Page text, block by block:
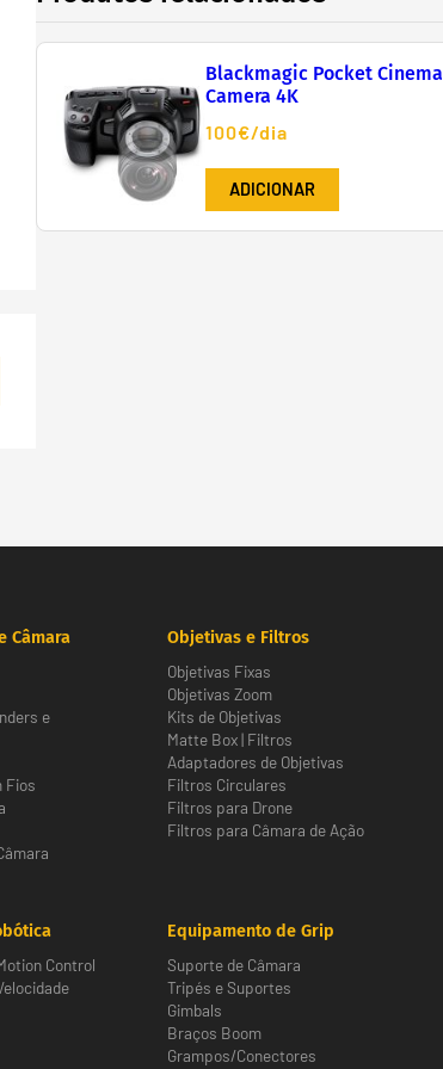
Blackmagic Pocket Cinema
Camera 4K
100€/dia
ADICIONAR
Câmara
e
Fios
Objetivas e Filtros
Objetivas Fixas
Objetivas Zoom
Kits de Objetivas
Matte Box | Filtros
Adaptadores de Objetivas
Filtros Circulares
Filtros para Drone
Filtros para Câmara de Ação
Control
Equipamento de Grip
Suporte de Câmara
Tripés e Suportes
Gimbals
Braços Boom
Grampos/Conectores